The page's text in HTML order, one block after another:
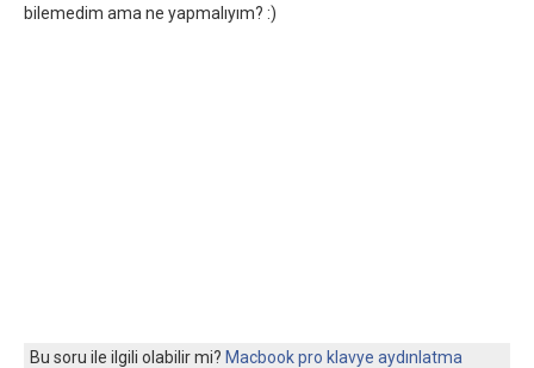
bilemedim ama ne yapmalıyım? :)
Bu soru ile ilgili olabilir mi? Macbook pro klavye aydınlatma